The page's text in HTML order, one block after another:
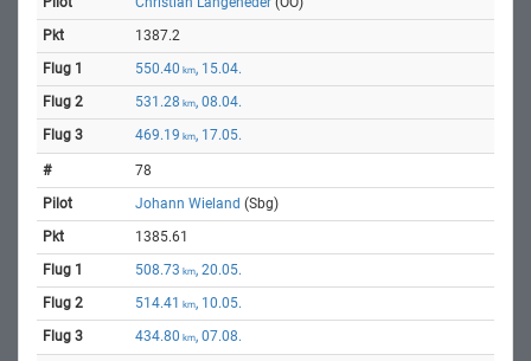
1387.2
550.40 km, 15.04.
531.28 km, 08.04.
469.19 km, 17.05.
78
Johann Wieland (Sbg)
1385.61
508.73 km, 20.05.
514.41 km, 10.05.
434.80 km, 07.08.